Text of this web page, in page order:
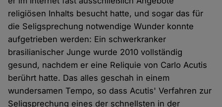
religiösen Inhalts besucht hatte, und sogar das für
die Seligsprechung notwendige Wunder konnte
aufgetrieben werden: Ein schwerkranker
brasilianischer Junge wurde 2010 vollständig
gesund, nachdem er eine Reliquie von Carlo Acutis
berührt hatte. Das alles geschah in einem
wundersamen Tempo, so dass Acutis' Verfahren zur
Seligsprechung eines der schnellsten in der